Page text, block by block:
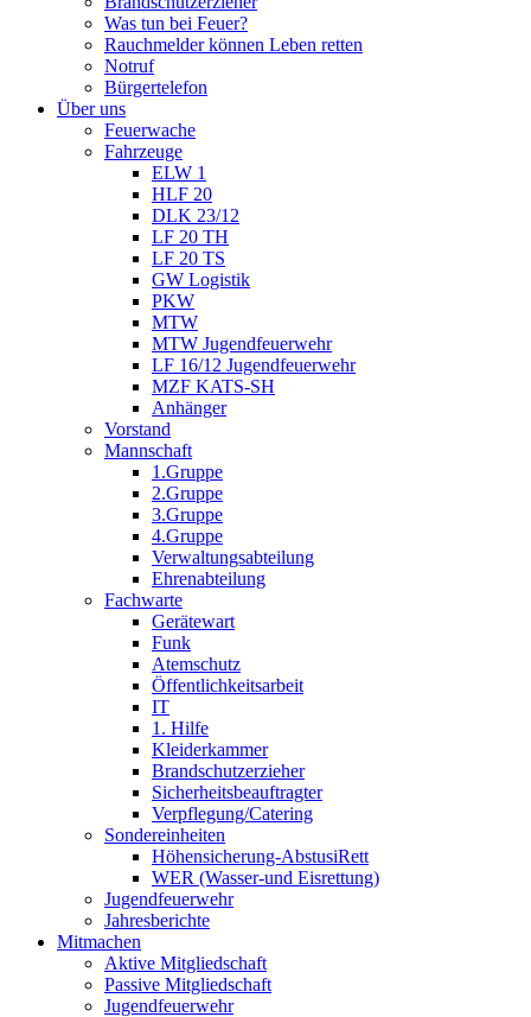
Was tun bei Feuer?
Rauchmelder können Leben retten
Notruf
Bürgertelefon
Über uns
Feuerwache
Fahrzeuge
ELW 1
HLF 20
DLK 23/12
LF 20 TH
LF 20 TS
GW Logistik
PKW
MTW
MTW Jugendfeuerwehr
LF 16/12 Jugendfeuerwehr
MZF KATS-SH
Anhänger
Vorstand
Mannschaft
1.Gruppe
2.Gruppe
3.Gruppe
4.Gruppe
Verwaltungsabteilung
Ehrenabteilung
Fachwarte
Gerätewart
Funk
Atemschutz
Öffentlichkeitsarbeit
IT
1. Hilfe
Kleiderkammer
Brandschutzerzieher
Sicherheitsbeauftragter
Verpflegung/Catering
Sondereinheiten
Höhensicherung-AbstusiRett
WER (Wasser-und Eisrettung)
Jugendfeuerwehr
Jahresberichte
Mitmachen
Aktive Mitgliedschaft
Passive Mitgliedschaft
Jugendfeuerwehr